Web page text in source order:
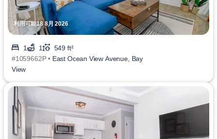
利用可能18 8月 2026
1 1
549 ft²
#1059662P • East Ocean View Avenue, Bay
View